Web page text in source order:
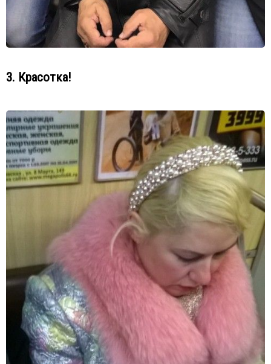
3. Красотка!